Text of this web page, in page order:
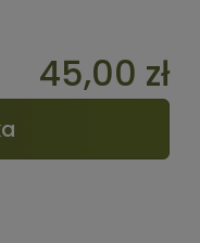
45,00 zł